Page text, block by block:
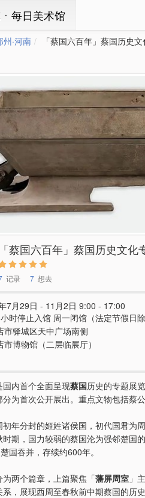
每日美术馆
州·河南 「蔡国六百年」蔡国历史
「蔡国六百年」蔡国历史文化
记录 7 想去
7月29日 - 11月2日 9:00 - 17:00
时停止入馆 周一闭馆（法定节假日除
市驿城区天中广场南侧
市博物馆（二层临展厅）
国内首个全面呈现蔡国历史的专题展
为首次公开展出。重点文物包括蔡
初年分封的姬姓诸侯国，初代国君为
时期，国力较弱的蔡国沦为强邻楚国
国吞并，存续约600年。
两个篇章，上篇聚焦「藩屏周室 」
，展现西周至春秋前中期蔡国的历